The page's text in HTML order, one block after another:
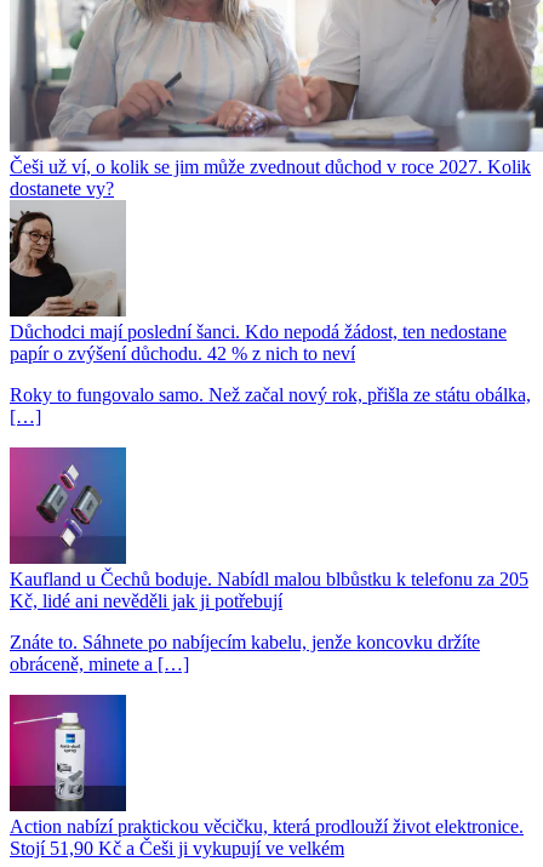
Češi už ví, o kolik se jim může zvednout důchod v roce 2027. Kolik
dostanete vy?
Důchodci mají poslední šanci. Kdo nepodá žádost, ten nedostane
papír o zvýšení důchodu. 42 % z nich to neví
Roky to fungovalo samo. Než začal nový rok, přišla ze státu obálka,
[…]
Kaufland u Čechů boduje. Nabídl malou blbůstku k telefonu za 205
Kč, lidé ani nevěděli jak ji potřebují
Znáte to. Sáhnete po nabíjecím kabelu, jenže koncovku držíte
obráceně, minete a […]
Action nabízí praktickou věcičku, která prodlouží život elektronice.
Stojí 51,90 Kč a Češi ji vykupují ve velkém